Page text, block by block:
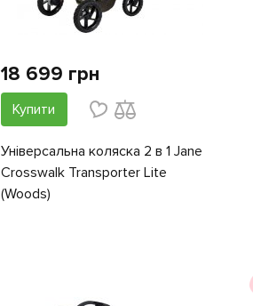
18 699 грн
Купити
Універсальна коляска 2 в 1 Jane
Crosswalk Transporter Lite
(Woods)